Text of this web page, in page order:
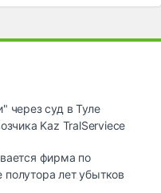
через суд в Туле
Kaz TralServiece
фирма по
лет убытков